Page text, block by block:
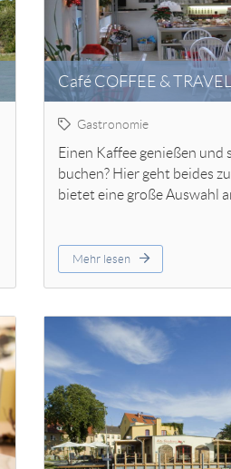
Café COFFEE & TRAVEL
Gastronomie
Einen Kaffee genießen und
buchen? Hier geht beides
bietet eine große Auswahl
Mehr lesen